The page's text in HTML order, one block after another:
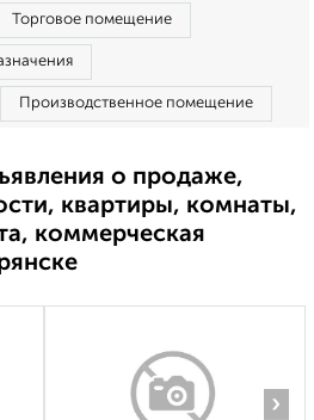
Торговое помещение
Производственное помещение
о продаже,
квартиры, комнаты,
коммерческая
›